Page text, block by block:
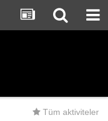
Tüm aktiviteler